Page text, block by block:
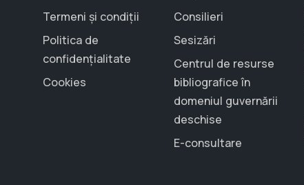
Termeni și condiții
Politica de
confidențialitate
Cookies
Consilieri
Sesizări
Centrul de resurse
bibliografice în
domeniul guvernării
deschise
E-consultare